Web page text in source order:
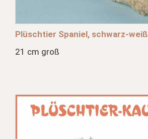
Plüschtier Spaniel, schwarz-weiß
21 cm groß